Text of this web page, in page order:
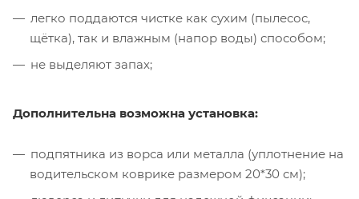
легко поддаются чистке как сухим (пылесос,
щётка), так и влажным (напор воды) способом;
не выделяют запах;
Дополнительна возможна установка:
подпятника из ворса или металла (уплотнение на
водительском коврике размером 20*30 см);